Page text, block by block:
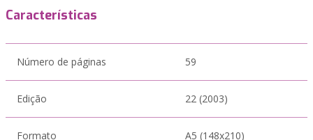
Características
Número de páginas 59
Edição 22 (2003)
Formato A5 (148x210)